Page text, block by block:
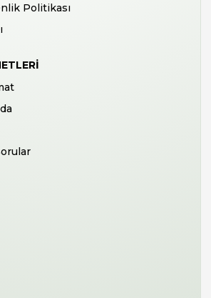
Politikası